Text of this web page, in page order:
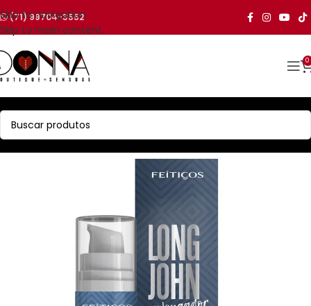
Skip to navigation
Skip to main content
(71) 99704-3552
0